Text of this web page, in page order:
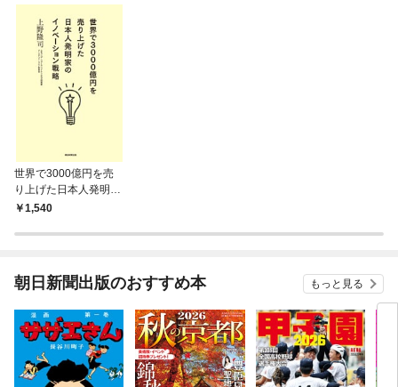
世界で3000億円を売
り上げた日本人発明家
のイノベーション戦略
1,540
朝日新聞出版のおすすめ本 もっと見る